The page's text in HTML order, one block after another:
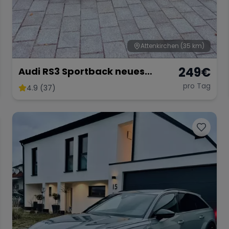
Attenkirchen (35 km)
Audi RS3 Sportback neues
Modell 2025
4.9 (37)
249€
pro Tag